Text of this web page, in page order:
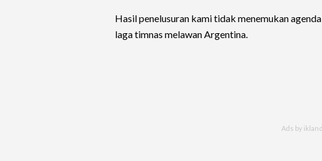
Hasil penelusuran kami tidak menemukan
laga timnas melawan Argentina.